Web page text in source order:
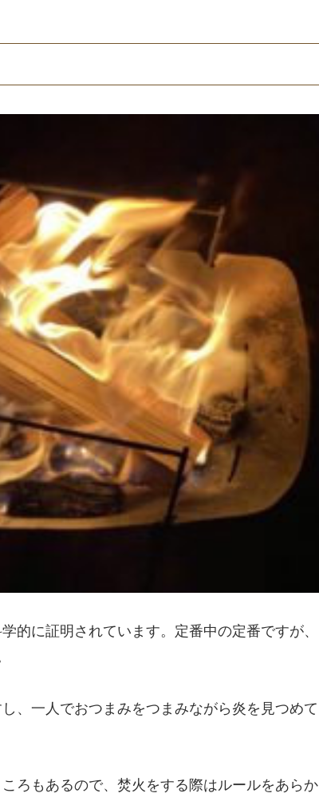
的に証明されています。定番中の定番ですが、
、一人でおつまみをつまみながら炎を見つめて
ろもあるので、焚火をする際はルールをあらか